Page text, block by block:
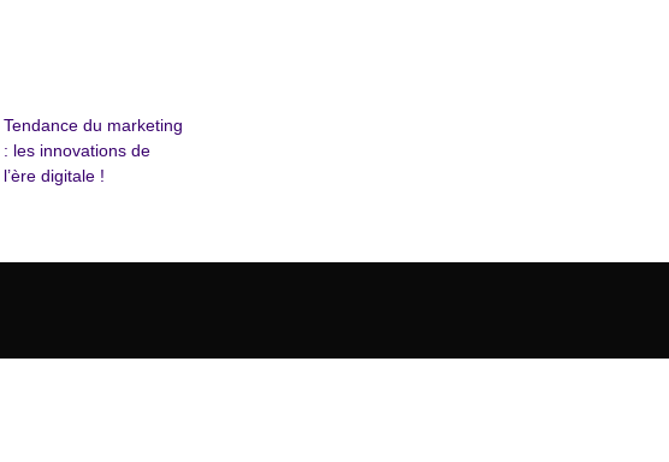
Tendance du marketing
: les innovations de
l’ère digitale !